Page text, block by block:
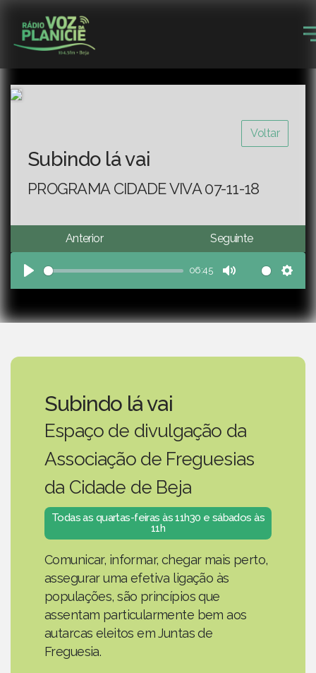
Voltar
Subindo lá vai
PROGRAMA CIDADE VIVA 07-11-18
Anterior Seguinte
Play
06:45
Mute
Subindo lá vai
Espaço de divulgação da
Associação de Freguesias
da Cidade de Beja
Todas as quartas-feiras às 11h30 e sábados às
11h
Comunicar, informar, chegar mais perto,
assegurar uma efetiva ligação às
populações, são princípios que
assentam particularmente bem aos
autarcas eleitos em Juntas de
Freguesia.